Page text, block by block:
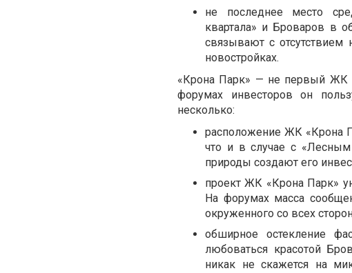
не последнее место
квартала» и Броваров в
связывают с отсутствием
новостройках.
«Крона Парк» — не первый ЖК
форумах инвесторов он
несколько:
расположение ЖК «Крона
что и в случае с «Лесным
природы создают его
проект ЖК «Крона Парк»
На форумах масса
окруженного со всех
обширное остекление
любоваться красотой
никак не скажется на